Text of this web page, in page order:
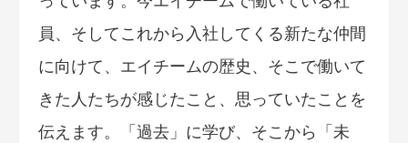
員、そしてこれから入社してくる新たな仲間
に向けて、エイチームの歴史、そこで働いて
きた人たちが感じたこと、思っていたことを
伝えます。「過去」に学び、そこから「未